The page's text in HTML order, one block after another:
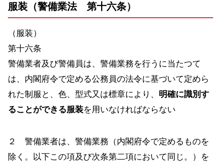
服装（警備業法 第十六条）
（服装）
第十六条
警備業者及び警備員は、警備業務を行うに当たつて
は、内閣府令で定める公務員の法令に基づいて定めら
れた制服と、色、型式又は標章により、 明確に識別す
ることができる服装を用いなければならない
２ 警備業者は、警備業務（内閣府令で定めるものを
除く。以下この項及び次条第二項において同じ。）を